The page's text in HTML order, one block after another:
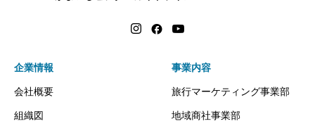
企業情報
会社概要
組織図
事業内容
旅行マーケティング事業部
地域商社事業部